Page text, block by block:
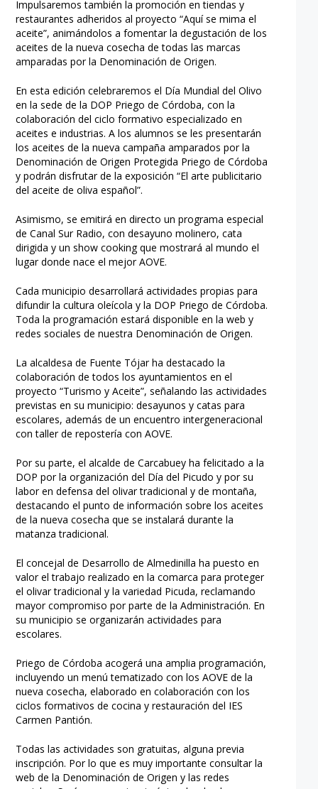
Impulsaremos también la promoción en tiendas y
restaurantes adheridos al proyecto “Aquí se mima el
aceite”, animándolos a fomentar la degustación de los
aceites de la nueva cosecha de todas las marcas
amparadas por la Denominación de Origen.
En esta edición celebraremos el Día Mundial del Olivo
en la sede de la DOP Priego de Córdoba, con la
colaboración del ciclo formativo especializado en
aceites e industrias. A los alumnos se les presentarán
los aceites de la nueva campaña amparados por la
Denominación de Origen Protegida Priego de Córdoba
y podrán disfrutar de la exposición “El arte publicitario
del aceite de oliva español”.
Asimismo, se emitirá en directo un programa especial
de Canal Sur Radio, con desayuno molinero, cata
dirigida y un show cooking que mostrará al mundo el
lugar donde nace el mejor AOVE.
Cada municipio desarrollará actividades propias para
difundir la cultura oleícola y la DOP Priego de Córdoba.
Toda la programación estará disponible en la web y
redes sociales de nuestra Denominación de Origen.
La alcaldesa de Fuente Tójar ha destacado la
colaboración de todos los ayuntamientos en el
proyecto “Turismo y Aceite”, señalando las actividades
previstas en su municipio: desayunos y catas para
escolares, además de un encuentro intergeneracional
con taller de repostería con AOVE.
Por su parte, el alcalde de Carcabuey ha felicitado a la
DOP por la organización del Día del Picudo y por su
labor en defensa del olivar tradicional y de montaña,
destacando el punto de información sobre los aceites
de la nueva cosecha que se instalará durante la
matanza tradicional.
El concejal de Desarrollo de Almedinilla ha puesto en
valor el trabajo realizado en la comarca para proteger
el olivar tradicional y la variedad Picuda, reclamando
mayor compromiso por parte de la Administración. En
su municipio se organizarán actividades para
escolares.
Priego de Córdoba acogerá una amplia programación,
incluyendo un menú tematizado con los AOVE de la
nueva cosecha, elaborado en colaboración con los
ciclos formativos de cocina y restauración del IES
Carmen Pantión.
Todas las actividades son gratuitas, alguna previa
inscripción. Por lo que es muy importante consultar la
web de la Denominación de Origen y las redes